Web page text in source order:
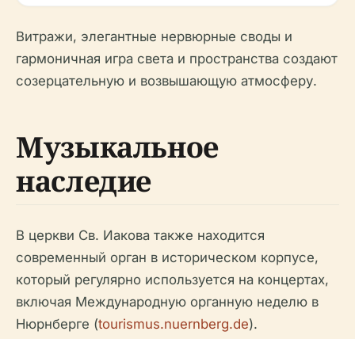
Витражи, элегантные нервюрные своды и
гармоничная игра света и пространства создают
созерцательную и возвышающую атмосферу.
Музыкальное
наследие
В церкви Св. Иакова также находится
современный орган в историческом корпусе,
который регулярно используется на концертах,
включая Международную органную неделю в
Нюрнберге (tourismus.nuernberg.de).